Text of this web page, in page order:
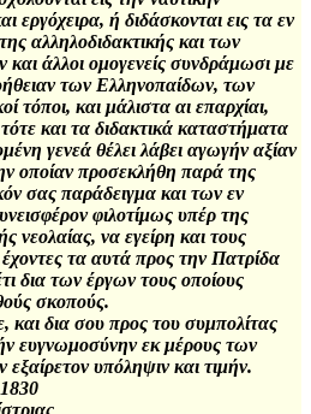
εργόχειρα, ή διδάσκονται εις τα εν
αλληλοδιδακτικής και των
άλλοι ομογενείς συνδράμωσι με
των Ελληνοπαίδων, των
τόποι, και μάλιστα αι επαρχίαι,
και τα διδακτικά καταστήματα
γενεά θέλει λάβει αγωγήν αξίαν
οποίαν προσεκλήθη παρά της
σας παράδειγμα και των εν
φιλοτίμως υπέρ της
νεολαίας, να εγείρη και τους
έχοντες τα αυτά προς την Πατρίδα
δια των έργων τους οποίους
σκοπούς.
και δια σου προς του συμπολίτας
ευγνωμοσύνην εκ μέρους των
υπόληψιν και τιμήν.